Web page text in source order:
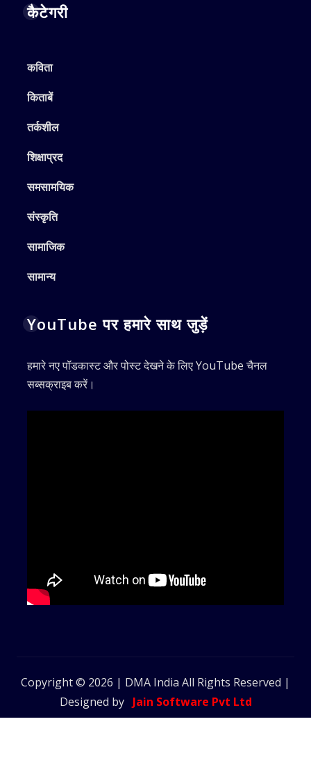
कैटेगरी
कविता
किताबें
तर्कशील
शिक्षाप्रद
समसामयिक
संस्कृति
सामाजिक
सामान्य
YouTube पर हमारे साथ जुड़ें
हमारे नए पॉडकास्ट और पोस्ट देखने के लिए YouTube चैनल
सब्सक्राइब करें।
Copyright © 2026 | DMA India All Rights Reserved |
Designed by Jain Software Pvt Ltd